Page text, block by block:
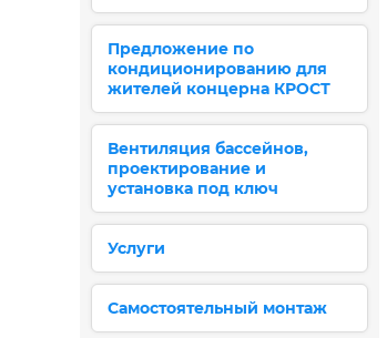
Предложение по
кондиционированию для
жителей концерна КРОСТ
Вентиляция бассейнов,
проектирование и
установка под ключ
Услуги
Самостоятельный монтаж